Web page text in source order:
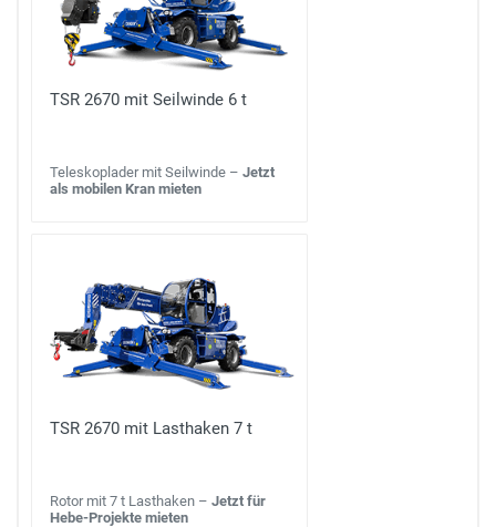
TSR 2670 mit Seilwinde 6 t
Teleskoplader mit Seilwinde – Jetzt
als mobilen Kran mieten
TSR 2670 mit Lasthaken 7 t
Rotor mit 7 t Lasthaken – Jetzt für
Hebe-Projekte mieten